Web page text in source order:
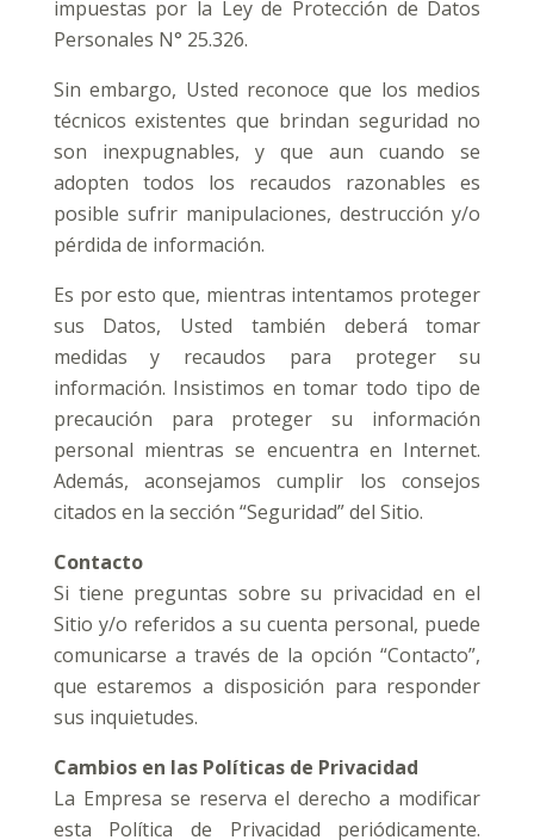
impuestas por la Ley de Protección de Datos
Personales N° 25.326.
Sin embargo, Usted reconoce que los medios
técnicos existentes que brindan seguridad no
son inexpugnables, y que aun cuando se
adopten todos los recaudos razonables es
posible sufrir manipulaciones, destrucción y/o
pérdida de información.
Es por esto que, mientras intentamos proteger
sus Datos, Usted también deberá tomar
medidas y recaudos para proteger su
información. Insistimos en tomar todo tipo de
precaución para proteger su información
personal mientras se encuentra en Internet.
Además, aconsejamos cumplir los consejos
citados en la sección “Seguridad” del Sitio.
Contacto
Si tiene preguntas sobre su privacidad en el
Sitio y/o referidos a su cuenta personal, puede
comunicarse a través de la opción “Contacto”,
que estaremos a disposición para responder
sus inquietudes.
Cambios en las Políticas de Privacidad
La Empresa se reserva el derecho a modificar
esta Política de Privacidad periódicamente.